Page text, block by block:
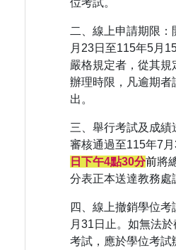
位考試。
二、線上申請期限
月23日至115年5月
嚴格規定者，從其規
辦理時限，凡逾期者
出。
三、舉行考試及成績
審核通過至115年7
日下午4點30分前將
分表正本送達教務處
四、線上撤銷學位
月31日止。如無法
考試，應於學位考試